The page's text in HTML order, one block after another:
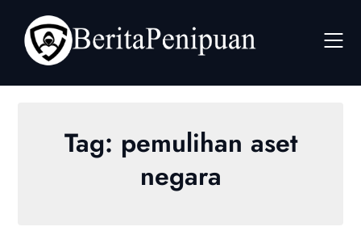
content
Tag: pemulihan aset
negara